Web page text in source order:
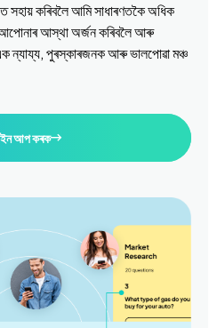
সহায় কৰিবলৈ আমি সাধাৰণতকৈ অধিক
আস্থা অৰ্জন কৰিবলৈ আৰু
পুৰস্কাৰজনক আৰু ভালপোৱা মঞ্চ
আপ কৰক